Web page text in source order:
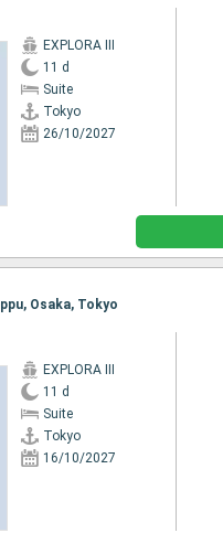
EXPLORA III
11 d
Suite
Tokyo
26/10/2027
Osaka, Tokyo
EXPLORA III
11 d
Suite
Tokyo
16/10/2027